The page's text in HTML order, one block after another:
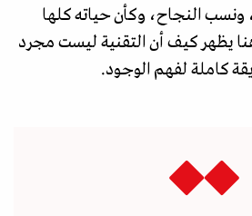
ونسب النجاح، وكأن حياته كلها
يظهر كيف أن التقنية ليست مجرد
كاملة لفهم الوجود.